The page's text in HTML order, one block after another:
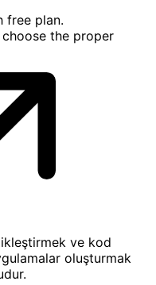
free plan.
the proper
ve kod
oluşturmak